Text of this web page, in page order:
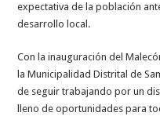
expectativa de la población
desarrollo local.
Con la inauguración del
la Municipalidad Distrital de
de seguir trabajando por un
lleno de oportunidades para